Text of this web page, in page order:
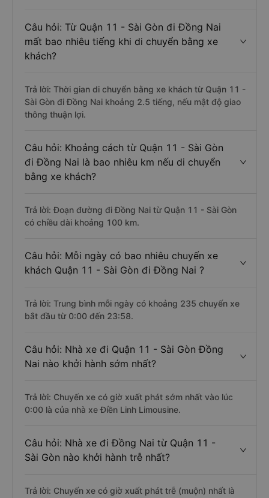
Câu hỏi: Từ Quận 11 - Sài Gòn đi Đồng Nai
mất bao nhiêu tiếng khi di chuyển bằng xe
khách?
Trả lời: Thời gian di chuyển bằng xe khách từ Quận 11 -
Sài Gòn đi Đồng Nai khoảng 2.5 tiếng, nếu mật độ giao
thông thuận lợi.
Câu hỏi: Khoảng cách từ Quận 11 - Sài Gòn
đi Đồng Nai là bao nhiêu km nếu di chuyển
bằng xe khách?
Trả lời: Đoạn đường đi Đồng Nai từ Quận 11 - Sài Gòn
có chiều dài khoảng 100 km.
Câu hỏi: Mỗi ngày có bao nhiêu chuyến xe
khách Quận 11 - Sài Gòn đi Đồng Nai ?
Trả lời: Trung bình mỗi ngày có khoảng 235 chuyến xe
bắt đầu từ 0:00 đến 23:58.
Câu hỏi: Nhà xe đi Quận 11 - Sài Gòn Đồng
Nai nào khởi hành sớm nhất?
Trả lời: Chuyến xe có giờ xuất phát sớm nhất vào lúc
0:00 là của nhà xe Điền Linh Limousine.
Câu hỏi: Nhà xe đi Đồng Nai từ Quận 11 -
Sài Gòn nào khởi hành trễ nhất?
Trả lời: Chuyến xe có giờ xuất phát trễ (muộn) nhất là